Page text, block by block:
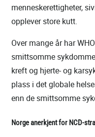
menneskerettigheter,
opplever store kutt.
Over mange år har
smittsomme
kreft og hjerte- og
plass i det globale
enn de smittsomme
Norge anerkjent for NCD-